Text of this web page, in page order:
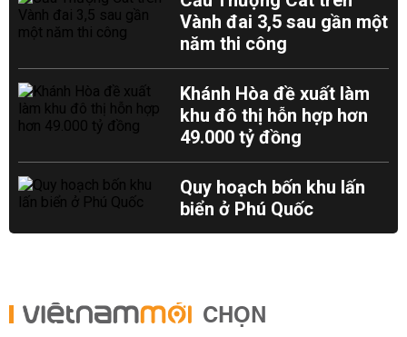
Vành đai 3,5 sau gần một
năm thi công
Khánh Hòa đề xuất làm
khu đô thị hỗn hợp hơn
49.000 tỷ đồng
Quy hoạch bốn khu lấn
biển ở Phú Quốc
CHỌN